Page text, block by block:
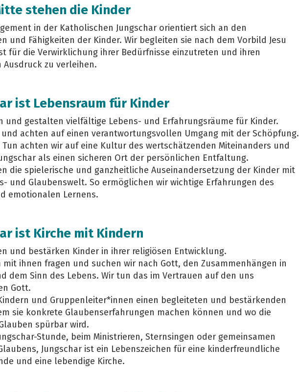
stehen die Kinder
in der Katholischen Jungschar orientiert sich an den
und Fähigkeiten der Kinder. Wir begleiten sie nach dem Vorbild Jesu
für die Verwirklichung ihrer Bedürfnisse einzutreten und ihren
Ausdruck zu verleihen.
ist Lebensraum für Kinder
und gestalten vielfältige Lebens- und Erfahrungsräume für Kinder.
achten auf einen verantwortungsvollen Umgang mit der Schöpfung.
Tun achten wir auf eine Kultur des wertschätzenden Miteinanders und
als einen sicheren Ort der persönlichen Entfaltung.
die spielerische und ganzheitliche Auseinandersetzung der Kinder mit
und Glaubenswelt. So ermöglichen wir wichtige Erfahrungen des
emotionalen Lernens.
ist Kirche mit Kindern
und bestärken Kinder in ihrer religiösen Entwicklung.
mit ihnen fragen und suchen wir nach Gott, den Zusammenhängen in
dem Sinn des Lebens. Wir tun das im Vertrauen auf den uns
Gott.
und Gruppenleiter*innen einen begleiteten und bestärkenden
sie konkrete Glaubenserfahrungen machen können und wo die
spürbar wird.
Stunde, beim Ministrieren, Sternsingen oder gemeinsamen
Jungschar ist ein Lebenszeichen für eine kinderfreundliche
und eine lebendige Kirche.